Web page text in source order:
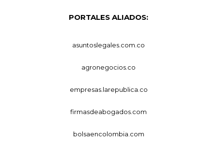
PORTALES ALIADOS:
asuntoslegales.com.co
agronegocios.co
empresas.larepublica.co
firmasdeabogados.com
bolsaencolombia.com